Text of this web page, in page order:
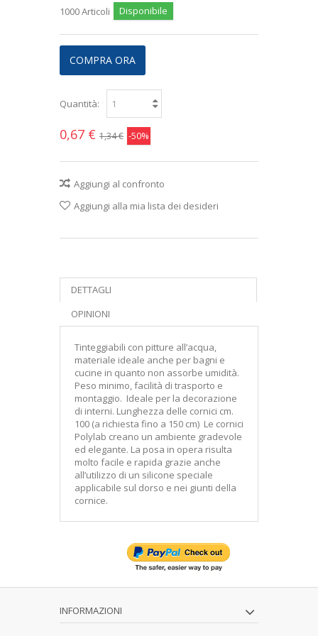
1000Articoli Disponibile
COMPRA ORA
Quantità:
0,67 € 1,34 € -50%
Aggiungi al confronto
Aggiungi alla mia lista dei desideri
DETTAGLI
OPINIONI
Tinteggiabili con pitture all’acqua,
materiale ideale anche per bagni e
cucine in quanto non assorbe umidità.
Peso minimo, facilità di trasporto e
montaggio. Ideale per la decorazione
di interni. Lunghezza delle cornici cm.
100 (a richiesta fino a 150 cm) Le cornici
Polylab creano un ambiente gradevole
ed elegante. La posa in opera risulta
molto facile e rapida grazie anche
all’utilizzo di un silicone speciale
applicabile sul dorso e nei giunti della
cornice.
INFORMAZIONI